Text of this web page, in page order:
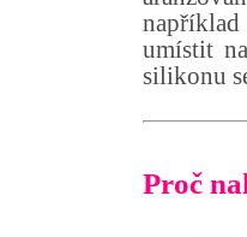
například
umístit
silikonu
Proč